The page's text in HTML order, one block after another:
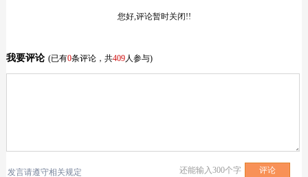
您好,评论暂时关闭!!
我要评论 (已有0条评论，共409人参与)
发言请遵守相关规定 还能输入300个字